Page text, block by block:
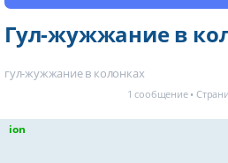
Гул-жужжание в
гул-жужжание в колонках
1 сообщение •
ion